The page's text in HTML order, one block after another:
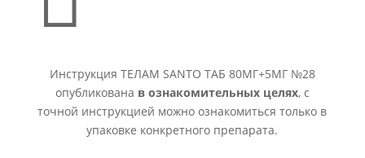
Инструкция ТЕЛАМ SANTO ТАБ 80МГ+5МГ №28
опубликована в ознакомительных целях, с
точной инструкцией можно ознакомиться только в
упаковке конкретного препарата.